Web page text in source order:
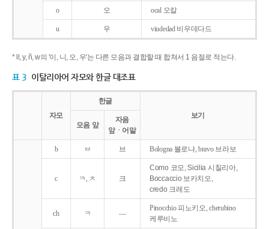
o 오 ocal 오칼
u 우 viudedad 비우데다드
* ll, y, ñ, w의 '이, 니, 오, 우'는 다른 모음과 결합할 때 합쳐서 1 음절로 적는다.
표 3 이탈리아어 자모와 한글 대조표
자모
한글
보기
모음 앞
자음
앞ㆍ어말
b ㅂ 브 Bologna 볼로냐, bravo 브라보
c ㅋ, ㅊ 크
Como 코모, Sicilia 시칠리아,
Boccaccio 보카치오,
credo 크레도
ch ㅋ ―
Pinocchio 피노키오, cherubino
케루비노